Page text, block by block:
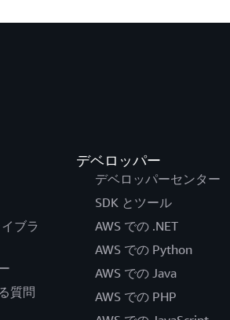
ブラ
質問
デベロッパー
デベロッパーセンター
SDK とツール
AWS での .NET
AWS での Python
AWS での Java
AWS での PHP